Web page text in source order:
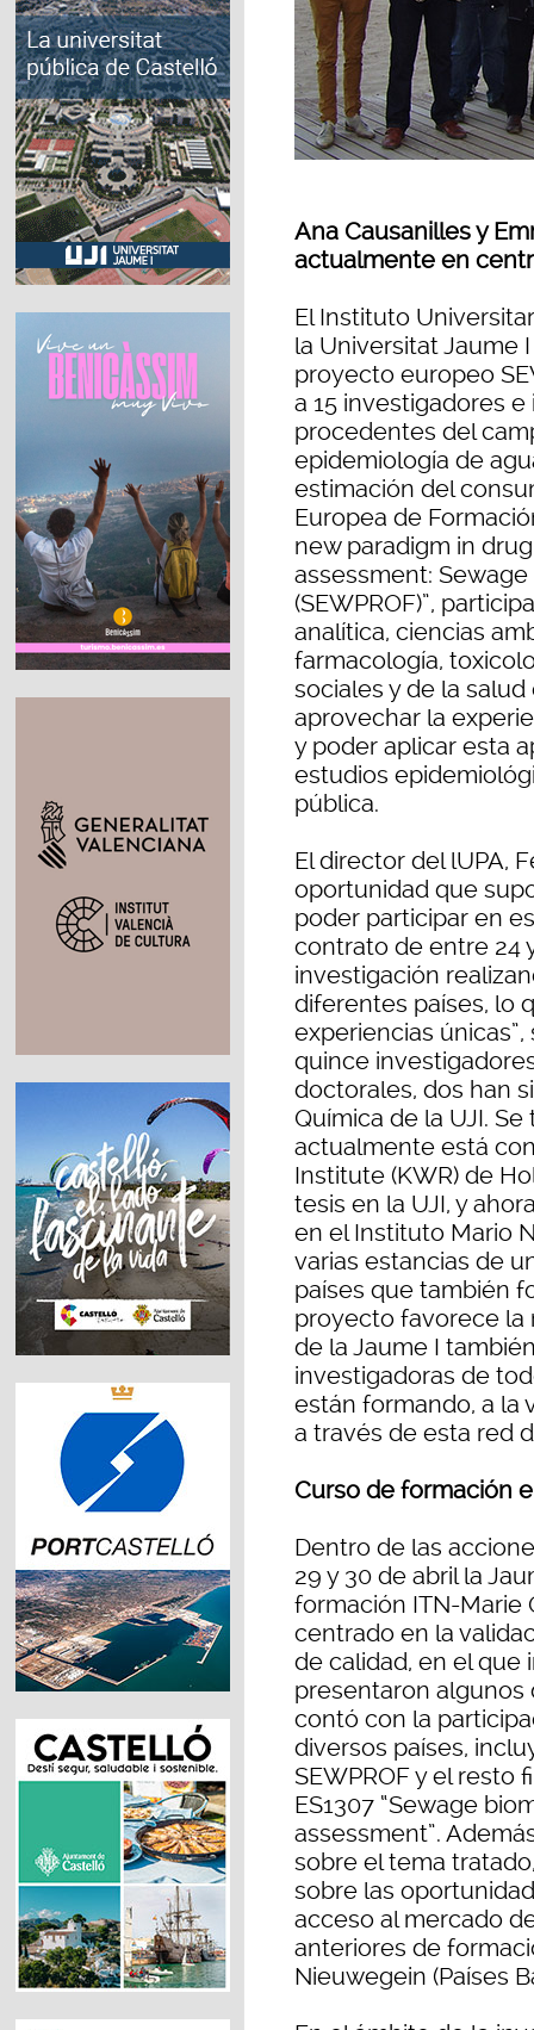
Ana Causanilles y
actualmente en
El Instituto
la Universitat Jaume
proyecto europeo
a 15 investigadores
procedentes del
epidemiología de
estimación del
Europea de
new paradigm in
assessment:
(SEWPROF)”,
analítica, ciencias
farmacología,
sociales y de la
aprovechar la
y poder aplicar esta
estudios
pública.
El director del lUPA,
oportunidad que
poder participar en
contrato de entre 24
investigación
diferentes países, lo
experiencias
quince
doctorales, dos han
Química de la UJI.
actualmente está
Institute (KWR) de
tesis en la UJI, y
en el Instituto Mario
varias estancias de
países que también
proyecto favorece la
de la Jaume I
investigadoras de
están formando, a la
a través de esta red
Curso de formación
Dentro de las
29 y 30 de abril la
formación ITN-Marie
centrado en la
de calidad, en el que
presentaron algunos
contó con la
diversos países,
SEWPROF y el resto
ES1307 “Sewage
assessment”.
sobre el tema
sobre las
acceso al mercado
anteriores de
Nieuwegein (Países